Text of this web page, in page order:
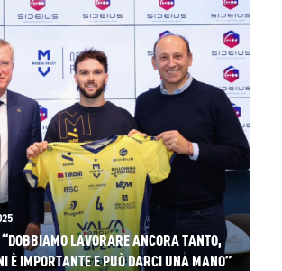
LAVORARE ANCORA TANTO,
È IMPORTANTE E PUÒ DARCI UNA MANO”